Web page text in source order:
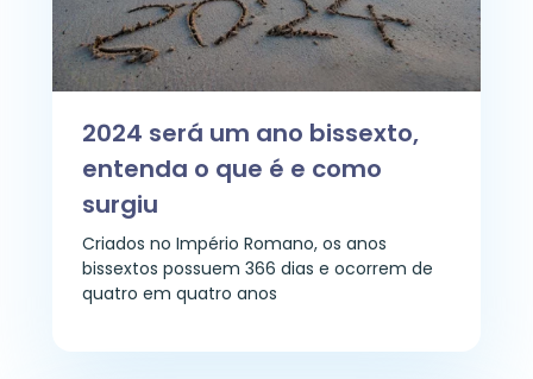
2024 será um ano bissexto,
entenda o que é e como
surgiu
Criados no Império Romano, os anos
bissextos possuem 366 dias e ocorrem de
quatro em quatro anos